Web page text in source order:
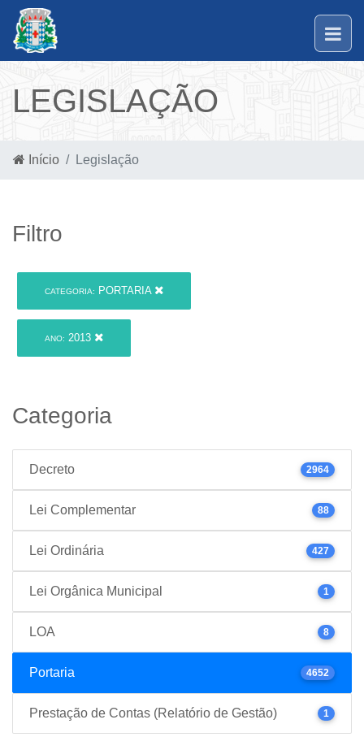
LEGISLAÇÃO
Início Legislação
Filtro
CATEGORIA: PORTARIA
ANO: 2013
Categoria
Decreto 2964
Lei Complementar 88
Lei Ordinária 427
Lei Orgânica Municipal 1
LOA 8
Portaria 4652
Prestação de Contas (Relatório de Gestão) 1